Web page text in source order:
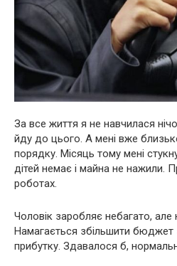
За все життя я не навчилася
йду до цього. А мені вже
порядку. Місяць тому мені
дітей немає і майна не нажили.
роботах.
Чоловік заробляє небагато, але
Намагається збільшити бюджет
прибутку. Здавалося б,